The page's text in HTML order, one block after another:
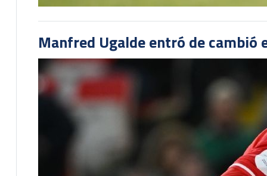
Manfred Ugalde entró de cambió